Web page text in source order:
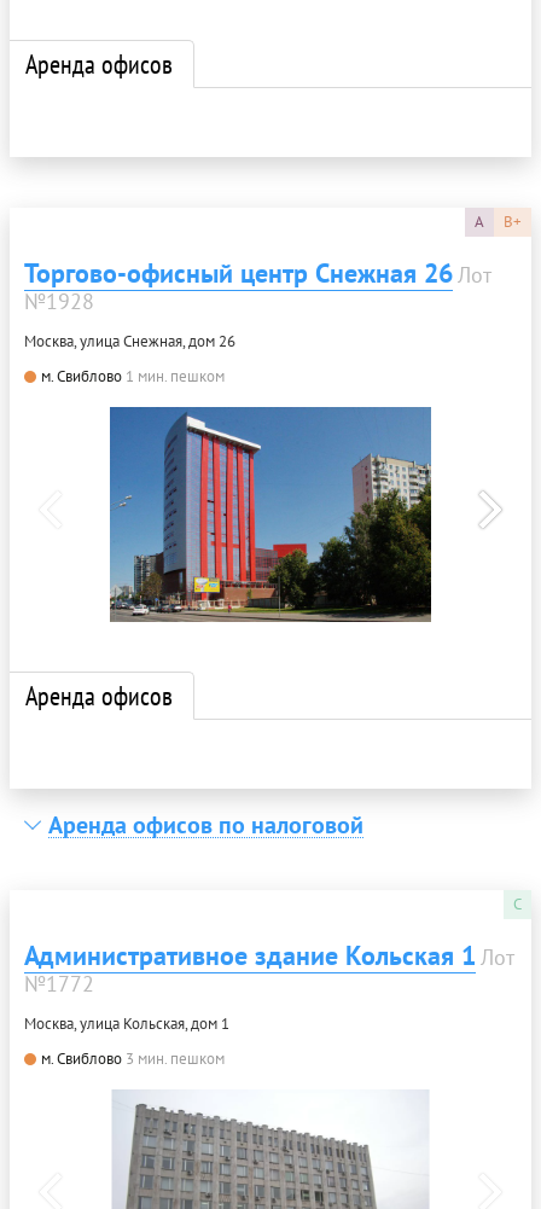
Аренда офисов
A B+
Торгово-офисный центр Снежная 26Лот
№1928
Москва, улица Снежная, дом 26
м. Свиблово 1 мин. пешком
Аренда офисов
Аренда офисов по налоговой
C
Административное здание Кольская 1 Лот
№1772
Москва, улица Кольская, дом 1
м. Свиблово 3 мин. пешком